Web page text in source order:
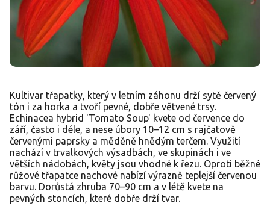
Kultivar třapatky, který v letním záhonu drží sytě červený
tón i za horka a tvoří pevné, dobře větvené trsy.
Echinacea hybrid 'Tomato Soup' kvete od července do
září, často i déle, a nese úbory 10–12 cm s rajčatově
červenými paprsky a měděně hnědým terčem. Využití
nachází v trvalkových výsadbách, ve skupinách i ve
větších nádobách, květy jsou vhodné k řezu. Oproti běžné
růžové třapatce nachové nabízí výrazně teplejší červenou
barvu. Dorůstá zhruba 70–90 cm a v létě kvete na
pevných stoncích, které dobře drží tvar.